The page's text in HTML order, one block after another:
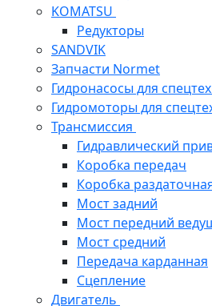
KOMATSU
Редукторы
SANDVIK
Запчасти Normet
Гидронасосы для
Гидромоторы для
Трансмиссия
Гидравлический
Коробка передач
Коробка
Мост задний
Мост передний
Мост средний
Передача карданная
Сцепление
Двигатель